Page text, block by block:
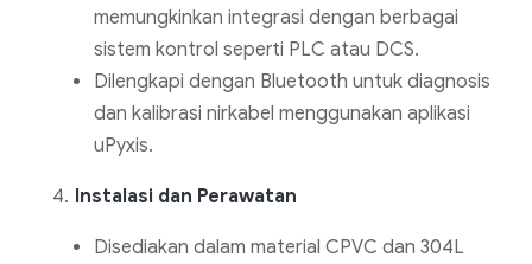
memungkinkan integrasi dengan berbagai
sistem kontrol seperti PLC atau DCS.
Dilengkapi dengan Bluetooth untuk diagnosis
dan kalibrasi nirkabel menggunakan aplikasi
uPyxis.
Instalasi dan Perawatan
Disediakan dalam material CPVC dan 304L